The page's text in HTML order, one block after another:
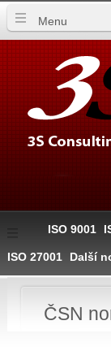
Menu
ISO 9001
ISO 27001 Další
ČSN